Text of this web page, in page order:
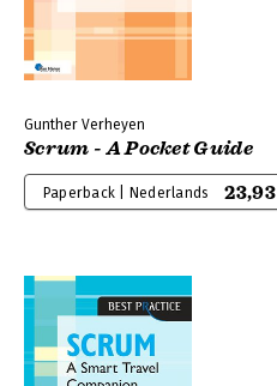
Gunther Verheyen
Scrum - A Pocket Guide
Paperback | Nederlands 23,93